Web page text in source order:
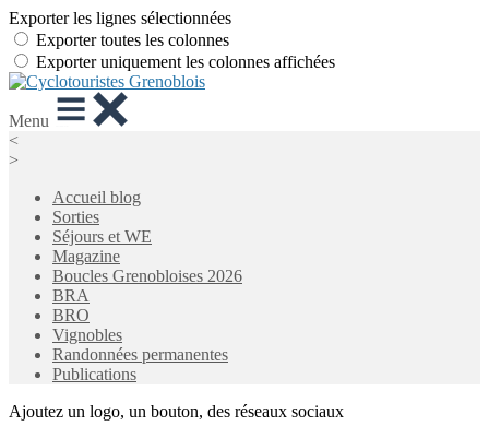
Exporter les lignes sélectionnées
Exporter toutes les colonnes
Exporter uniquement les colonnes affichées
Menu
<
>
Accueil blog
Sorties
Séjours et WE
Magazine
Boucles Grenobloises 2026
BRA
BRO
Vignobles
Randonnées permanentes
Publications
Ajoutez un logo, un bouton, des réseaux sociaux